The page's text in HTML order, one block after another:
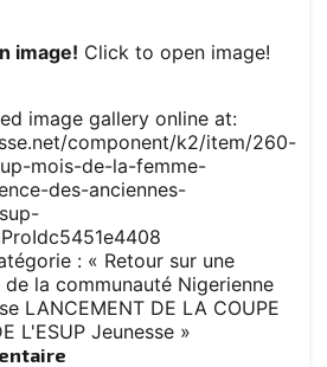
image! Click to open image!
image gallery online at:
component/k2/item/260-
mois-de-la-femme-
des-anciennes-
: « Retour sur une
la communauté Nigerienne
LANCEMENT DE LA COUPE
L'ESUP Jeunesse »